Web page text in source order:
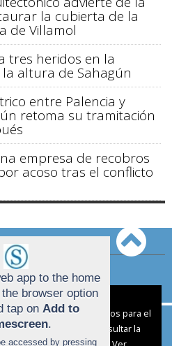
la cubierta de la
de Villamol
tres heridos en la
altura de Sahagún
entre Palencia y
retoma su tramitación
empresa de recobros
acoso tras el conflicto
TÉRMINOS DE USO
app to the home
browser option
tap on Add to
.
accessed by pressing
el Uso de cookies:
nuestras y de terceros para el
del digital. Puedes consultar la